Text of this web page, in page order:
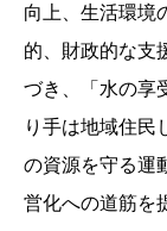
向上、生活環境
的、財政的な支
づき、「水の享
り手は地域住民
の資源を守る運
営化への道筋を